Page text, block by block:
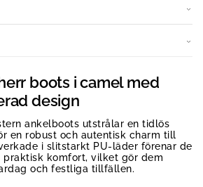
boots i camel med
design
ankelboots utstrålar en tidlös
en robust och autentisk charm till
i slitstarkt PU-läder förenar de
praktisk komfort, vilket gör dem
och festliga tillfällen.